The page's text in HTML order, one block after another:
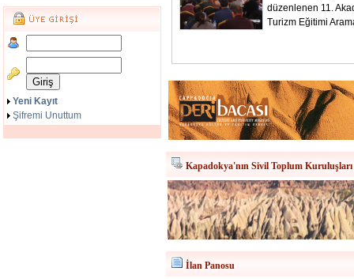
Yeni Kayıt
Şifremi Unuttum
düzenlenen 11.
Turizm Eğitimi
Kapadokya'nın Sivil Toplum Kuruluşları
İlan Panosu